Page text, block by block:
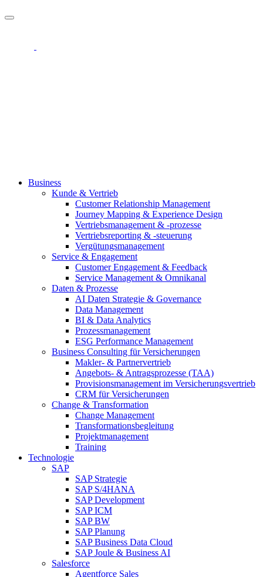
Business
Kunde & Vertrieb
Customer Relationship Management
Journey Mapping & Experience Design
Vertriebsmanagement & -prozesse
Vertriebsreporting & -steuerung
Vergütungsmanagement
Service & Engagement
Customer Engagement & Feedback
Service Management & Omnikanal
Daten & Prozesse
AI Daten Strategie & Governance
Data Management
BI & Data Analytics
Prozessmanagement
ESG Performance Management
Business Consulting für Versicherungen
Makler- & Partnervertrieb
Angebots- & Antragsprozesse (TAA)
Provisionsmanagement im Versicherungsvertrieb
CRM für Versicherungen
Change & Transformation
Change Management
Transformationsbegleitung
Projektmanagement
Training
Technologie
SAP
SAP Strategie
SAP S/4HANA
SAP Development
SAP ICM
SAP BW
SAP Planung
SAP Business Data Cloud
SAP Joule & Business AI
Salesforce
Agentforce Sales